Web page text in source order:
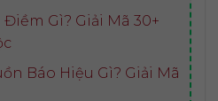
Gì? Giải Mã 30+
Báo Hiệu Gì? Giải Mã